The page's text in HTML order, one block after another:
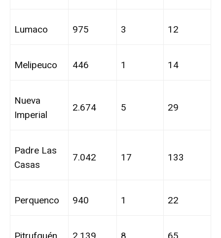
Lumaco 975 3 12
Melipeuco 446 1 14
Nueva
Imperial
2.674 5 29
Padre Las
Casas
7.042 17 133
Perquenco 940 1 22